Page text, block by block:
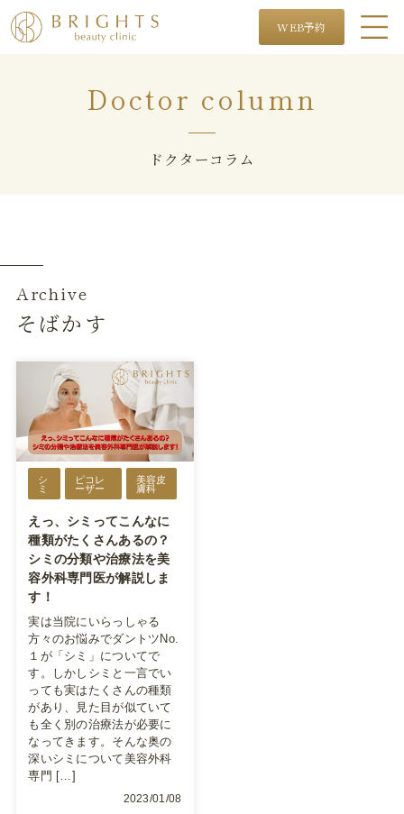
WEB予約
Doctor column
ドクターコラム
Archive
そばかす
シ
ミ
ピコレ
ーザー
美容皮
膚科
えっ、シミってこんなに
種類がたくさんあるの？
シミの分類や治療法を美
容外科専門医が解説しま
す！
実は当院にいらっしゃる
方々のお悩みでダントツNo.
１が「シミ」についてで
す。しかしシミと一言でい
っても実はたくさんの種類
があり、見た目が似ていて
も全く別の治療法が必要に
なってきます。そんな奥の
深いシミについて美容外科
専門 […]
2023/01/08